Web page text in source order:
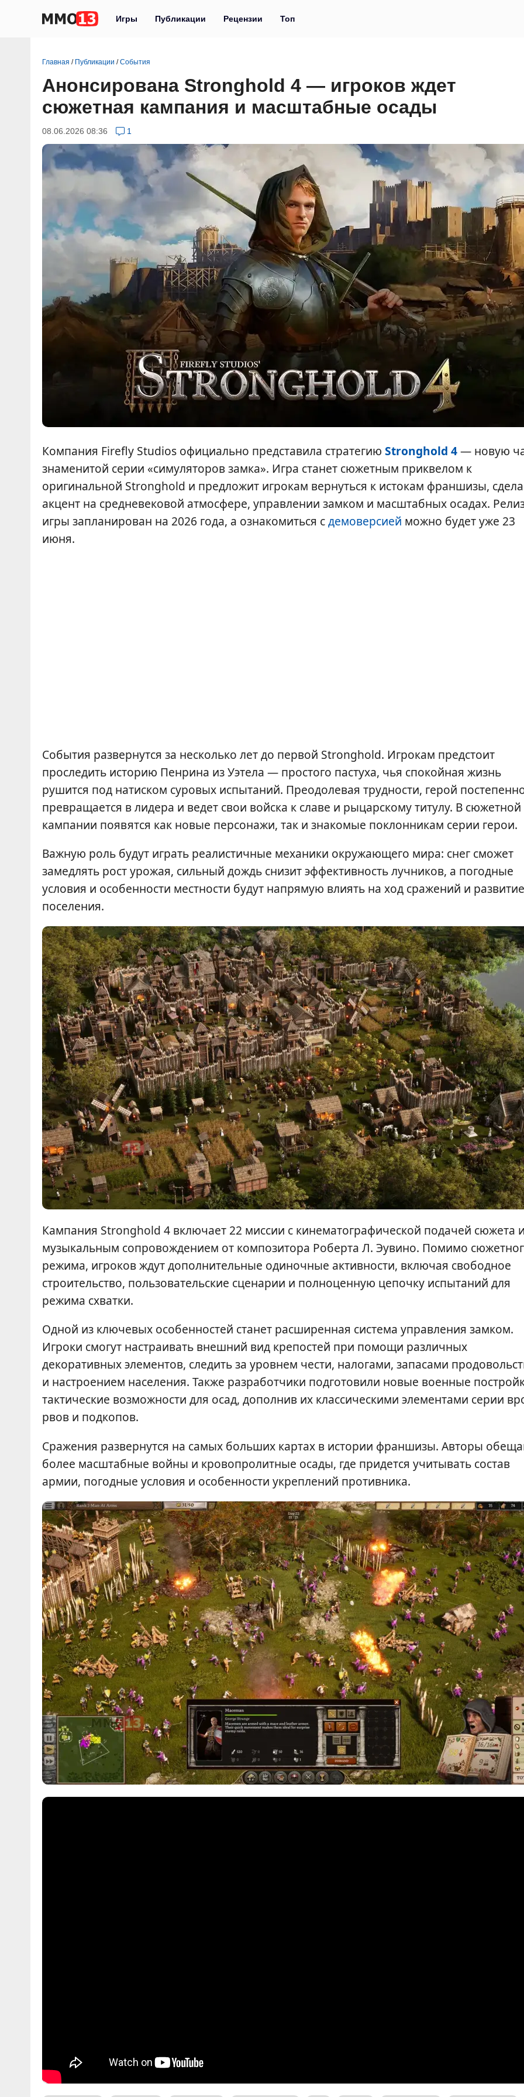
Игры Публикации Рецензии Топ
Главная / Публикации /События
Анонсирована Stronghold 4 — игроков ждет
сюжетная кампания и масштабные осады
08.06.2026 08:36 1
Компания Firefly Studios официально представила стратегию Stronghold 4— новую
знаменитой серии «симуляторов замка». Игра станет сюжетным приквелом к
оригинальной Stronghold и предложит игрокам вернуться к истокам франшизы,
акцент на средневековой атмосфере, управлении замком и масштабных осадах.
игры запланирован на 2026 года, а ознакомиться сдемоверсией можно будет уже 23
июня.
События развернутся за несколько лет до первой Stronghold. Игрокам предстоит
проследить историю Пенрина из Уэтела — простого пастуха, чья спокойная жизнь
рушится под натиском суровых испытаний. Преодолевая трудности, герой
превращается в лидера и ведет свои войска к славе и рыцарскому титулу. В сюжетной
кампании появятся как новые персонажи, так и знакомые поклонникам серии герои.
Важную роль будут играть реалистичные механики окружающего мира: снег сможет
замедлять рост урожая, сильный дождь снизит эффективность лучников, а погодные
условия и особенности местности будут напрямую влиять на ход сражений и развитие
поселения.
Кампания Stronghold 4 включает 22 миссии с кинематографической подачей сюжета
музыкальным сопровождением от композитора Роберта Л. Эувино. Помимо
режима, игроков ждут дополнительные одиночные активности, включая свободное
строительство, пользовательские сценарии и полноценную цепочку испытаний для
режима схватки.
Одной из ключевых особенностей станет расширенная система управления замком.
Игроки смогут настраивать внешний вид крепостей при помощи различных
декоративных элементов, следить за уровнем чести, налогами, запасами
и настроением населения. Также разработчики подготовили новые военные
тактические возможности для осад, дополнив их классическими элементами серии
рвов и подкопов.
Сражения развернутся на самых больших картах в истории франшизы. Авторы
более масштабные войны и кровопролитные осады, где придется учитывать состав
армии, погодные условия и особенности укреплений противника.